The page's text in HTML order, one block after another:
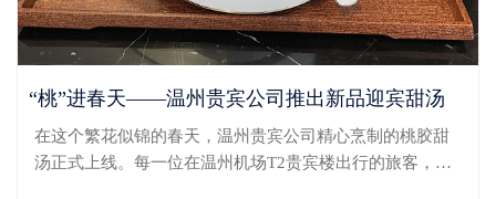
“桃”进春天——温州贵宾公司推出新品迎宾甜汤
在这个繁花似锦的春天，温州贵宾公司精心烹制的桃胶甜
汤正式上线。每一位在温州机场T2贵宾楼出行的旅客，都